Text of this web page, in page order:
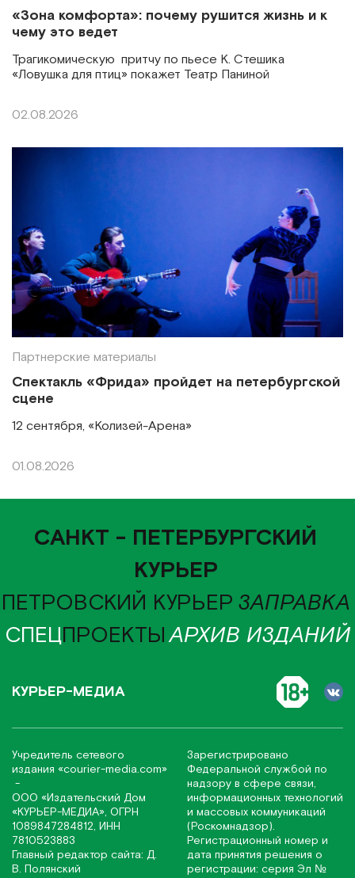
«Зона комфорта»: почему рушится жизнь и к
чему это ведет
Трагикомическую притчу по пьесе К. Стешика
«Ловушка для птиц» покажет Театр Паниной
02.08.2026
Партнерские материалы
Спектакль «Фрида» пройдет на петербургской
сцене
12 сентября, «Колизей-Арена»
01.08.2026
САНКТ - ПЕТЕРБУРГСКИЙ
КУРЬЕР
ПЕТРОВСКИЙ КУРЬЕР ЗАПРАВКА
СПЕЦПРОЕКТЫАРХИВ ИЗДАНИЙ
КУРЬЕР-МЕДИА
Учредитель сетевого
издания «соurier-media.com»
-
ООО «Издательский Дом
«КУРЬЕР-МЕДИА», ОГРН
1089847284812, ИНН
7810523883
Главный редактор сайта: Д.
В. Полянский
Зарегистрировано
Федеральной службой по
надзору в сфере связи,
информационных технологий
и массовых коммуникаций
(Роскомнадзор).
Регистрационный номер и
дата принятия решения о
регистрации: серия Эл №